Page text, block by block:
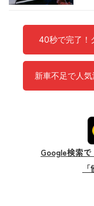
40秒で完了！
新車不足で人
Google検索